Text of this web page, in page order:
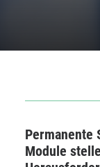
Permanente
Module